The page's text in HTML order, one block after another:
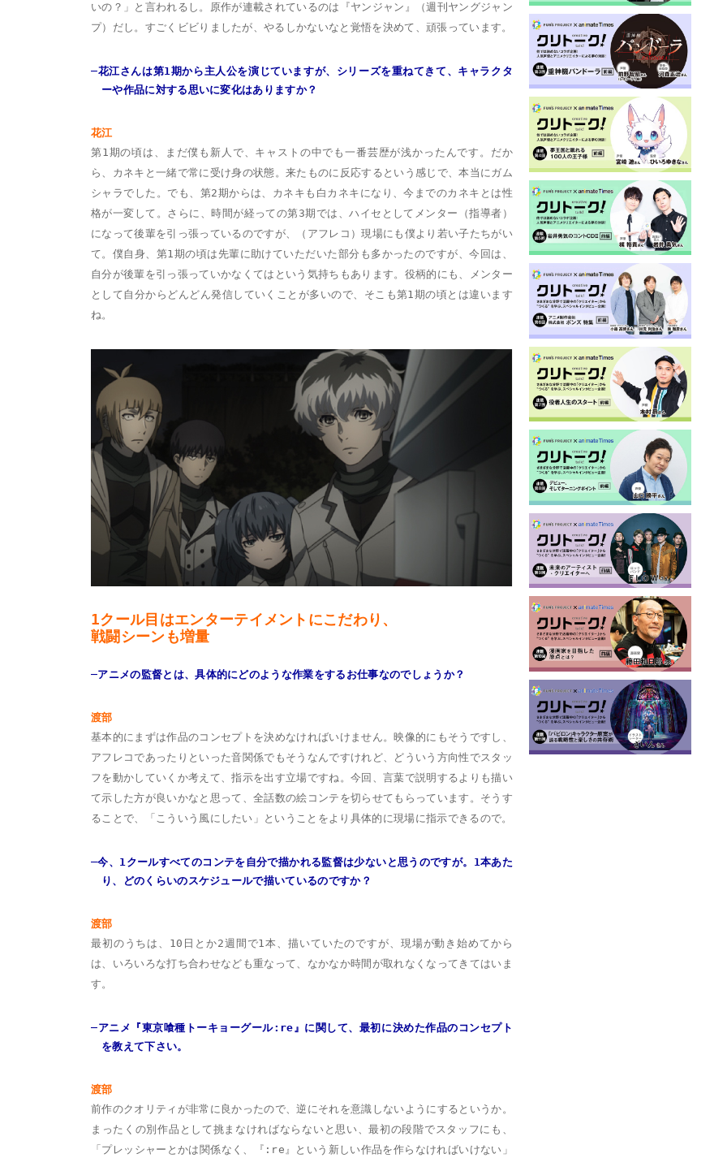
いの？」と言われるし。原作が連載されているのは『ヤンジャン』（週刊ヤングジャン
プ）だし。すごくビビりましたが、やるしかないなと覚悟を決めて、頑張っています。
─花江さんは第1期から主人公を演じていますが、シリーズを重ねてきて、キャラクタ
ーや作品に対する思いに変化はありますか？
花江
第1期の頃は、まだ僕も新人で、キャストの中でも一番芸歴が浅かったんです。だか
ら、カネキと一緒で常に受け身の状態。来たものに反応するという感じで、本当にガム
シャラでした。でも、第2期からは、カネキも白カネキになり、今までのカネキとは性
格が一変して。さらに、時間が経っての第3期では、ハイセとしてメンター（指導者）
になって後輩を引っ張っているのですが、（アフレコ）現場にも僕より若い子たちがい
て。僕自身、第1期の頃は先輩に助けていただいた部分も多かったのですが、今回は、
自分が後輩を引っ張っていかなくてはという気持ちもあります。役柄的にも、メンター
として自分からどんどん発信していくことが多いので、そこも第1期の頃とは違います
ね。
1クール目はエンターテイメントにこだわり、
戦闘シーンも増量
─アニメの監督とは、具体的にどのような作業をするお仕事なのでしょうか？
渡部
基本的にまずは作品のコンセプトを決めなければいけません。映像的にもそうですし、
アフレコであったりといった音関係でもそうなんですけれど、どういう方向性でスタッ
フを動かしていくか考えて、指示を出す立場ですね。今回、言葉で説明するよりも描い
て示した方が良いかなと思って、全話数の絵コンテを切らせてもらっています。そうす
ることで、「こういう風にしたい」ということをより具体的に現場に指示できるので。
─今、1クールすべてのコンテを自分で描かれる監督は少ないと思うのですが。1本あた
り、どのくらいのスケジュールで描いているのですか？
渡部
最初のうちは、10日とか2週間で1本、描いていたのですが、現場が動き始めてから
は、いろいろな打ち合わせなども重なって、なかなか時間が取れなくなってきてはいま
す。
─アニメ『東京喰種トーキョーグール:re』に関して、最初に決めた作品のコンセプト
を教えて下さい。
渡部
前作のクオリティが非常に良かったので、逆にそれを意識しないようにするというか。
まったくの別作品として挑まなければならないと思い、最初の段階でスタッフにも、
「プレッシャーとかは関係なく、『:re』という新しい作品を作らなければいけない」